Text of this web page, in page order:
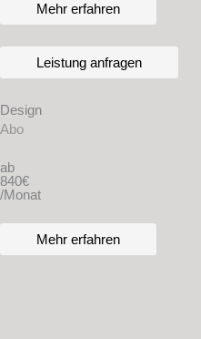
Mehr erfahren
Leistung anfragen
Design
Abo
ab
840€
/Monat
Mehr erfahren